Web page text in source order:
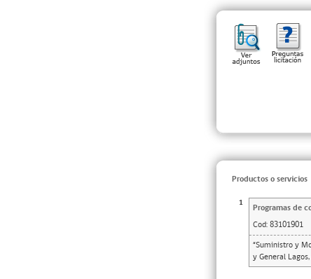
Productos o servicios
1 Programas de
Cod: 83101901
“Suministro y
y General